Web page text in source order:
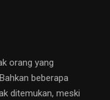
orang yang
beberapa
ditemukan, meski